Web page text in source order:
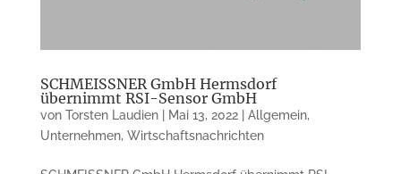
SCHMEISSNER GmbH Hermsdorf
übernimmt RSI-Sensor GmbH
von Torsten Laudien| Mai 13, 2022| Allgemein,
Unternehmen, Wirtschaftsnachrichten